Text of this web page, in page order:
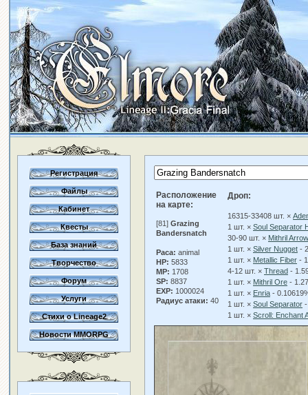
Регистрация
Файлы
Кабинет
Квесты
База знаний
Творчество
Форум
Услуги
Стихи о Lineage2
Новости MMORPG
Расположение
на карте:
[81] Grazing
Bandersnatch
Раса: animal
HP: 5833
MP: 1708
SP: 8837
EXP: 1000024
Радиус атаки: 40
Дроп:
16315-33408 шт. ×
1 шт. × Soul Separator
30-90 шт. × Mithril Arrow
1 шт. × Silver Nugget -
1 шт. × Metallic Fiber -
4-12 шт. × Thread -
1 шт. × Mithril Ore -
1 шт. × Enria -
1 шт. × Soul Separator
1 шт. × Scroll: Enchant